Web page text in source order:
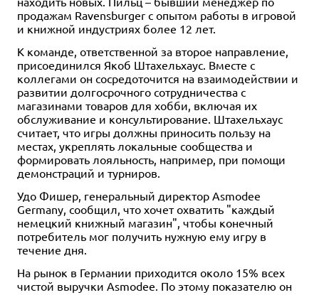
продажам Ravensburger с опытом работы в игровой
и книжной индустриях более 12 лет.
К команде, ответственной за второе направление,
присоединился Якоб Штахельхаус. Вместе с
коллегами он сосредоточится на взаимодействии и
развитии долгосрочного сотрудничества с
магазинами товаров для хобби, включая их
обслуживание и консультирование. Штахельхаус
считает, что игры должны приносить пользу на
местах, укреплять локальные сообщества и
формировать лояльность, например, при помощи
демонстраций и турниров.
Удо Фишер, генеральный директор Asmodee
Germany, сообщил, что хочет охватить "каждый
немецкий книжный магазин", чтобы конечный
потребитель мог получить нужную ему игру в
течение дня.
На рынок в Германии приходится около 15% всех
чистой выручки Asmodee. По этому показателю он